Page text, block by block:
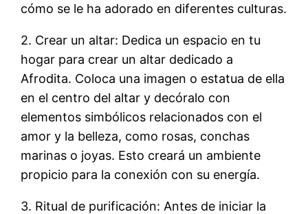
cómo se le ha adorado en diferentes culturas.
2. Crear un altar: Dedica un espacio en tu
hogar para crear un altar dedicado a
Afrodita. Coloca una imagen o estatua de ella
en el centro del altar y decóralo con
elementos simbólicos relacionados con el
amor y la belleza, como rosas, conchas
marinas o joyas. Esto creará un ambiente
propicio para la conexión con su energía.
3. Ritual de purificación: Antes de iniciar la